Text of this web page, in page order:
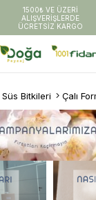
1500₺ VE ÜZERİ
ALIŞVERİŞLERDE
ÜCRETSİZ KARGO
Süs Bitkileri Çalı